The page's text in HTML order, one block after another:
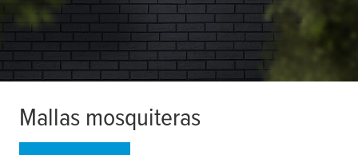
Mallas mosquiteras